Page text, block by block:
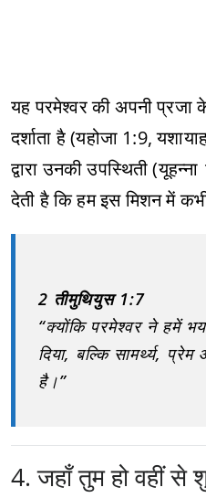
यह परमेश्वर की अपनी प्रजा
दर्शाता है (यहोजा 1:9,
द्वारा उनकी उपस्थिती
देती है कि हम इस मिशन में
2 तीमुथियुस 1:7
“क्योंकि परमेश्वर ने हमें
दिया, बल्कि सामर्थ्य,
है।”
4. जहाँ तुम हो वहीं से